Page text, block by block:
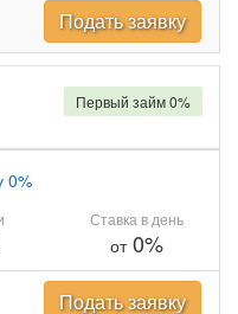
Подать заявку
0%
Ставка в день
от0%
Первый займ 0%
Подать заявку